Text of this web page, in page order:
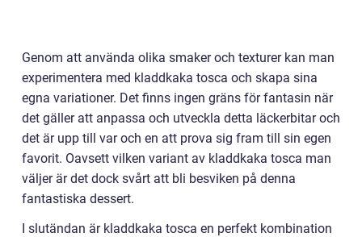
Genom att använda olika smaker och texturer kan man
experimentera med kladdkaka tosca och skapa sina
egna variationer. Det finns ingen gräns för fantasin när
det gäller att anpassa och utveckla detta läckerbitar och
det är upp till var och en att prova sig fram till sin egen
favorit. Oavsett vilken variant av kladdkaka tosca man
väljer är det dock svårt att bli besviken på denna
fantastiska dessert.
I slutändan är kladdkaka tosca en perfekt kombination